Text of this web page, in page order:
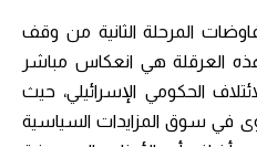
المرحلة الثانية من وقف
هذه العرقلة هي انعكاس مباشر
الحكومي الإسرائيلي، حيث
في سوق المزايدات السياسية